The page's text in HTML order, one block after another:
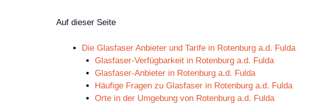
Auf dieser Seite
Die Glasfaser Anbieter und Tarife in Rotenburg a.d. Fulda
Glasfaser-Verfügbarkeit in Rotenburg a.d. Fulda
Glasfaser-Anbieter in Rotenburg a.d. Fulda
Häufige Fragen zu Glasfaser in Rotenburg a.d. Fulda
Orte in der Umgebung von Rotenburg a.d. Fulda